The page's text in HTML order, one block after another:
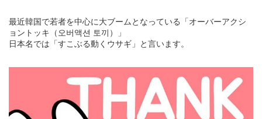
最近韓国で若者を中心に大ブームとなっている「オーバーアクシ
ョントッキ（오버액션 토끼）」
日本名では「すこぶる動くウサギ」と言います。